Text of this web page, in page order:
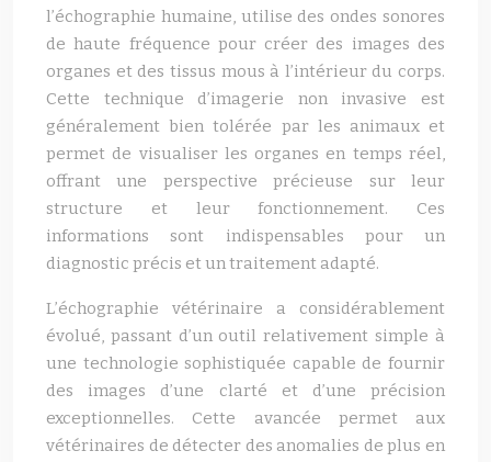
l’échographie humaine, utilise des ondes sonores
de haute fréquence pour créer des images des
organes et des tissus mous à l’intérieur du corps.
Cette technique d’imagerie non invasive est
généralement bien tolérée par les animaux et
permet de visualiser les organes en temps réel,
offrant une perspective précieuse sur leur
structure et leur fonctionnement. Ces
informations sont indispensables pour un
diagnostic précis et un traitement adapté.
L’échographie vétérinaire a considérablement
évolué, passant d’un outil relativement simple à
une technologie sophistiquée capable de fournir
des images d’une clarté et d’une précision
exceptionnelles. Cette avancée permet aux
vétérinaires de détecter des anomalies de plus en